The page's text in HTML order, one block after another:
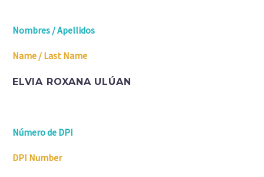
Nombres / Apellidos
Name / Last Name
ELVIA ROXANA ULÚAN
Número de DPI
DPI Number